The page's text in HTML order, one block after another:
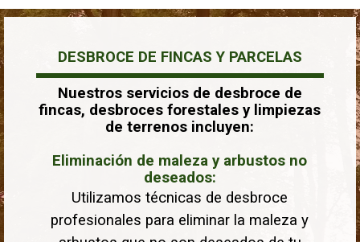
DESBROCE DE FINCAS Y PARCELAS
Nuestros servicios de desbroce de
fincas, desbroces forestales y limpiezas
de terrenos incluyen:
Eliminación de maleza y arbustos no
deseados:
Utilizamos técnicas de desbroce
profesionales para eliminar la maleza y